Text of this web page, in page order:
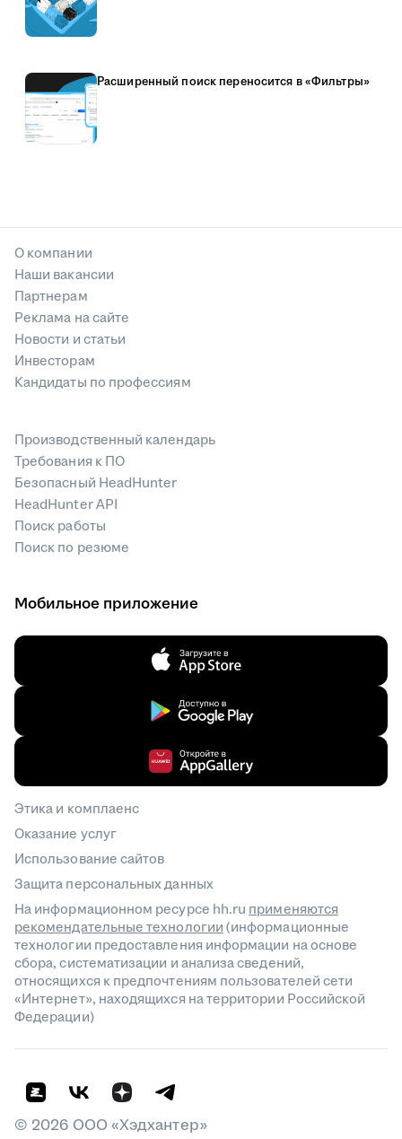
Расширенный поиск переносится в «Фильтры»
О компании
Наши вакансии
Партнерам
Реклама на сайте
Новости и статьи
Инвесторам
Кандидаты по профессиям
Производственный календарь
Требования к ПО
Безопасный HeadHunter
HeadHunter API
Поиск работы
Поиск по резюме
Мобильное приложение
Этика и комплаенс
Оказание услуг
Использование сайтов
Защита персональных данных
На информационном ресурсе hh.ru применяются
рекомендательные технологии(информационные
технологии предоставления информации на основе
сбора, систематизации и анализа сведений,
относящихся к предпочтениям пользователей сети
«Интернет», находящихся на территории Российской
Федерации)
© 2026 ООО «Хэдхантер»